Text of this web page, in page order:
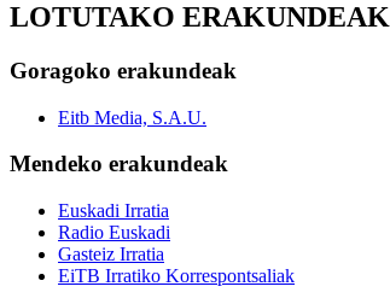
LOTUTAKO ERAKUNDEAK
Goragoko erakundeak
Eitb Media, S.A.U.
Mendeko erakundeak
Euskadi Irratia
Radio Euskadi
Gasteiz Irratia
EiTB Irratiko Korrespontsaliak